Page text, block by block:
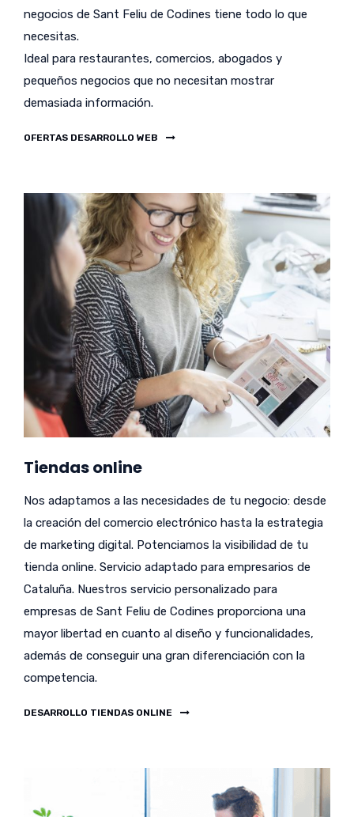
negocios de Sant Feliu de Codines tiene todo lo que
necesitas.
Ideal para restaurantes, comercios, abogados y
pequeños negocios que no necesitan mostrar
demasiada información.
OFERTAS DESARROLLO WEB
Tiendas online
Nos adaptamos a las necesidades de tu negocio: desde
la creación del comercio electrónico hasta la estrategia
de marketing digital. Potenciamos la visibilidad de tu
tienda online. Servicio adaptado para empresarios de
Cataluña. Nuestros servicio personalizado para
empresas de Sant Feliu de Codines proporciona una
mayor libertad en cuanto al diseño y funcionalidades,
además de conseguir una gran diferenciación con la
competencia.
DESARROLLO TIENDAS ONLINE